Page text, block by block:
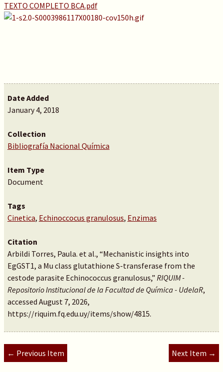
TEXTO COMPLETO BCA.pdf
Date Added
January 4, 2018
Collection
Bibliografía Nacional Química
Item Type
Document
Tags
Cinetica, Echinoccocus granulosus, Enzimas
Citation
Arbildi Torres, Paula. et al., “Mechanistic insights into
EgGST1, a Mu class glutathione S-transferase from the
cestode parasite Echinococcus granulosus,” RIQUIM -
Repositorio Institucional de la Facultad de Química - UdelaR,
accessed August 7, 2026,
https://riquim.fq.edu.uy/items/show/4815.
← Previous Item Next Item →